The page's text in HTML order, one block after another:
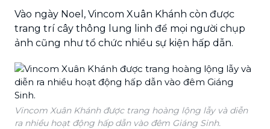
Vào ngày Noel, Vincom Xuân Khánh còn được
trang trí cây thông lung linh để mọi người chụp
ảnh cũng như tổ chức nhiều sự kiện hấp dẫn.
Vincom Xuân Khánh được trang hoàng lộng lẫy và diễn
ra nhiều hoạt động hấp dẫn vào đêm Giáng Sinh.